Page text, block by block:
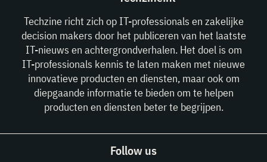
Techzine richt zich op IT-professionals en zakelijke
decision makers door het publiceren van het laatste
IT-nieuws en achtergrondverhalen. Het doel is om
IT-professionals kennis te laten maken met nieuwe
innovatieve producten en diensten, maar ook om
diepgaande informatie te bieden om te helpen
producten en diensten beter te begrijpen.
Follow us